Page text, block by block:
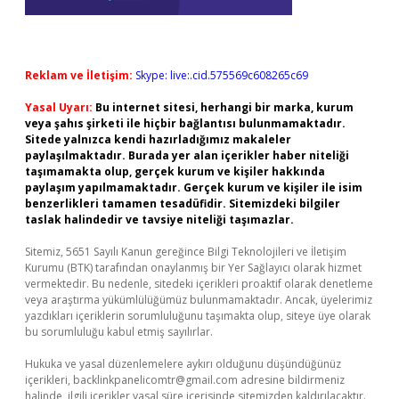
Reklam ve İletişim: Skype: live:.cid.575569c608265c69
Yasal Uyarı: Bu internet sitesi, herhangi bir marka, kurum
veya şahıs şirketi ile hiçbir bağlantısı bulunmamaktadır.
Sitede yalnızca kendi hazırladığımız makaleler
paylaşılmaktadır. Burada yer alan içerikler haber niteliği
taşımamakta olup, gerçek kurum ve kişiler hakkında
paylaşım yapılmamaktadır. Gerçek kurum ve kişiler ile isim
benzerlikleri tamamen tesadüfidir. Sitemizdeki bilgiler
taslak halindedir ve tavsiye niteliği taşımazlar.
Sitemiz, 5651 Sayılı Kanun gereğince Bilgi Teknolojileri ve İletişim
Kurumu (BTK) tarafından onaylanmış bir Yer Sağlayıcı olarak hizmet
vermektedir. Bu nedenle, sitedeki içerikleri proaktif olarak denetleme
veya araştırma yükümlülüğümüz bulunmamaktadır. Ancak, üyelerimiz
yazdıkları içeriklerin sorumluluğunu taşımakta olup, siteye üye olarak
bu sorumluluğu kabul etmiş sayılırlar.
Hukuka ve yasal düzenlemelere aykırı olduğunu düşündüğünüz
içerikleri, backlinkpanelicomtr@gmail.com adresine bildirmeniz
halinde, ilgili içerikler yasal süre içerisinde sitemizden kaldırılacaktır.